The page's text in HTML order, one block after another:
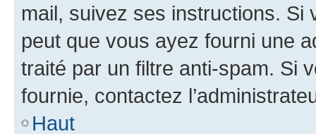
mail, suivez ses instructions. Si
peut que vous ayez fourni une
traité par un filtre anti-spam. Si
fournie, contactez
Haut